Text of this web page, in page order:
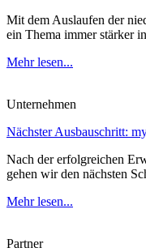
Mit dem Auslaufen der
ein Thema immer stärker
Mehr lesen...
Unternehmen
Nächster Ausbauschritt:
Nach der erfolgreichen
gehen wir den nächsten
Mehr lesen...
Partner